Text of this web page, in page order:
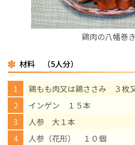
鶏肉の八幡巻き
材料 （5人分）
鶏もも肉又は鶏ささみ ３枚
インゲン １５本
人参 大１本
人参（花形） １０個
母乳育児
その他の診療内
‘さんルーム’ でさまざまな
遠方にお住まいで当院での出